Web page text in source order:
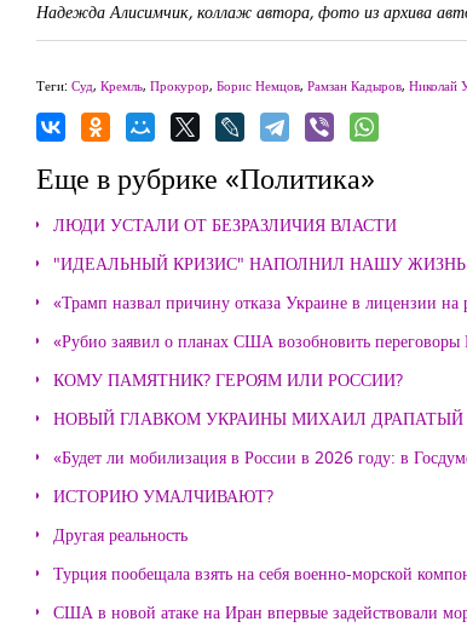
Надежда Алисимчик, коллаж автора, фото из архива
Теги: Суд, Кремль, Прокурор, Борис Немцов, Рамзан Кадыров, Николай
Еще в рубрике «Политика»
ЛЮДИ УСТАЛИ ОТ БЕЗРАЗЛИЧИЯ ВЛАСТИ
"ИДЕАЛЬНЫЙ КРИЗИС" НАПОЛНИЛ НАШУ ЖИЗНЬ
«Трамп назвал причину отказа Украине в лицензии
«Рубио заявил о планах США возобновить
КОМУ ПАМЯТНИК? ГЕРОЯМ ИЛИ РОССИИ?
НОВЫЙ ГЛАВКОМ УКРАИНЫ МИХАИЛ ДРАПАТЫЙ
«Будет ли мобилизация в России в 2026 году: в
ИСТОРИЮ УМАЛЧИВАЮТ?
Другая реальность
Турция пообещала взять на себя военно-морской
США в новой атаке на Иран впервые задействовали